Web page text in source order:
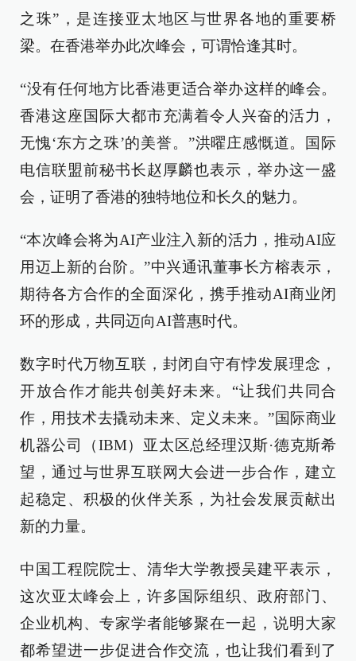
之珠”，是连接亚太地区与世界各地的重要桥
梁。在香港举办此次峰会，可谓恰逢其时。
“没有任何地方比香港更适合举办这样的峰会。
香港这座国际大都市充满着令人兴奋的活力，
无愧‘东方之珠’的美誉。”洪曜庄感慨道。国际
电信联盟前秘书长赵厚麟也表示，举办这一盛
会，证明了香港的独特地位和长久的魅力。
“本次峰会将为AI产业注入新的活力，推动AI应
用迈上新的台阶。”中兴通讯董事长方榕表示，
期待各方合作的全面深化，携手推动AI商业闭
环的形成，共同迈向AI普惠时代。
数字时代万物互联，封闭自守有悖发展理念 ，
开放合作才能共创 美好未来。 “让我们共同合
作， 用技术去撬动未来、定义未来。”国际商业
机器公司（IBM）亚太区总经理汉斯·德克斯希
望，通过与世界互联网大会进一步合作，建立
起稳定、积极的伙伴关系，为社会发展贡献出
新的力量。
中国工程院院士、清华大学教授吴建平表示，
这次亚太峰会 上 ，许多国际组织、政府部门、
企业机构、 专家学者能够聚在一起，说明 大家
都希望进一步促进合作交流 ，也让我们看到 了